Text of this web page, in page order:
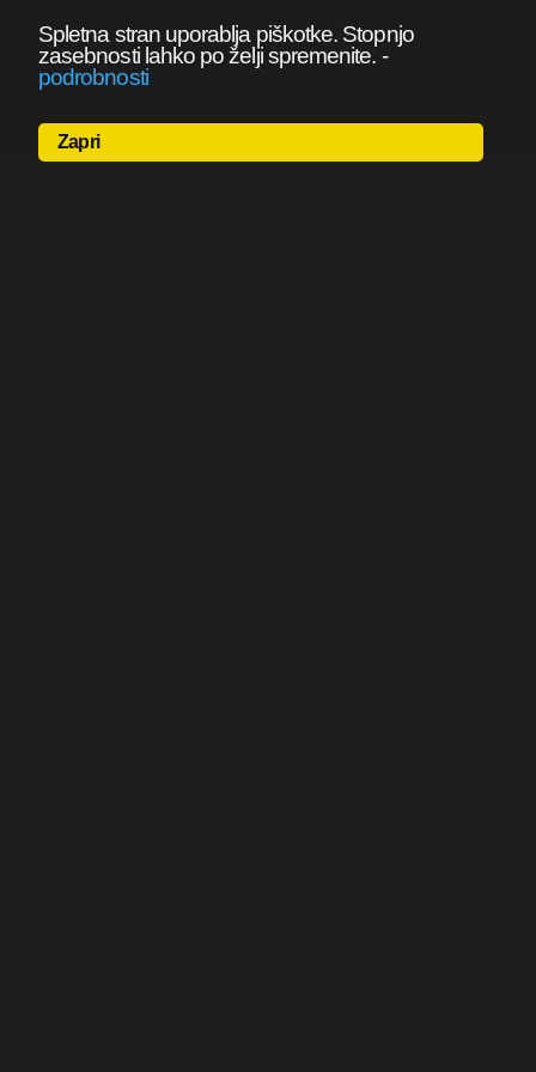
Spletna stran uporablja piškotke. Stopnjo
zasebnosti lahko po želji spremenite. -
podrobnosti
Zapri